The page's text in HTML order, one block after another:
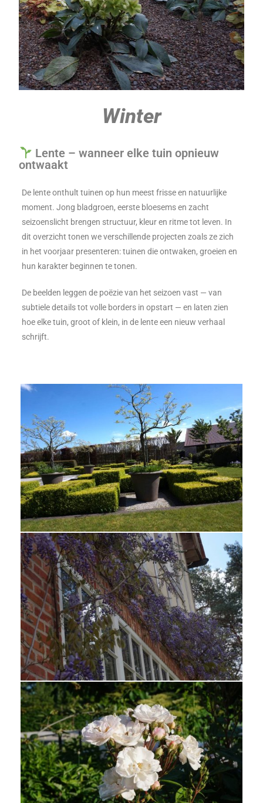
Winter
Lente – wanneer elke tuin opnieuw
ontwaakt
De lente onthult tuinen op hun meest frisse en natuurlijke
moment. Jong bladgroen, eerste bloesems en zacht
seizoenslicht brengen structuur, kleur en ritme tot leven. In
dit overzicht tonen we verschillende projecten zoals ze zich
in het voorjaar presenteren: tuinen die ontwaken, groeien en
hun karakter beginnen te tonen.
De beelden leggen de poëzie van het seizoen vast — van
subtiele details tot volle borders in opstart — en laten zien
hoe elke tuin, groot of klein, in de lente een nieuw verhaal
schrijft.